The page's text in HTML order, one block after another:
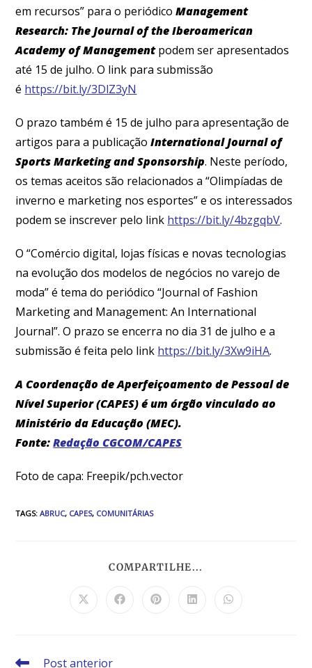
em recursos” para o periódicoManagement
Research: The Journal of the Iberoamerican
Academy of Managementpodem ser apresentados
até 15 de julho. O link para submissão
é https://bit.ly/3DlZ3yN
O prazo também é 15 de julho para apresentação de
artigos para a publicaçãoInternational Journal of
Sports Marketing and Sponsorship. Neste período,
os temas aceitos são relacionados a “Olimpíadas de
inverno e marketing nos esportes” e os interessados
podem se inscrever pelo link https://bit.ly/4bzgqbV.
O “Comércio digital, lojas físicas e novas tecnologias
na evolução dos modelos de negócios no varejo de
moda” é tema do periódico “Journal of Fashion
Marketing and Management: An International
Journal”. O prazo se encerra no dia 31 de julho e a
submissão é feita pelo link https://bit.ly/3Xw9iHA.
A Coordenação de Aperfeiçoamento de Pessoal de
Nível Superior (CAPES) é um órgão vinculado ao
Ministério da Educação (MEC).
Fonte:Redação CGCOM/CAPES
Foto de capa: Freepik/pch.vector
TAGS:ABRUC, CAPES, COMUNITÁRIAS
COMPARTILHE...
Post anterior